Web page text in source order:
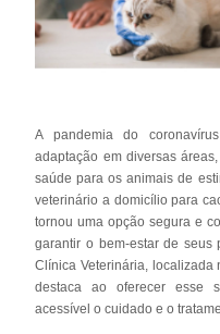
A pandemia do
adaptação em diversas
saúde para os animais de
veterinário a domicílio para
tornou uma opção segura e
garantir o bem-estar de seus
Clínica Veterinária, localizada
destaca ao oferecer esse
acessível o cuidado e o